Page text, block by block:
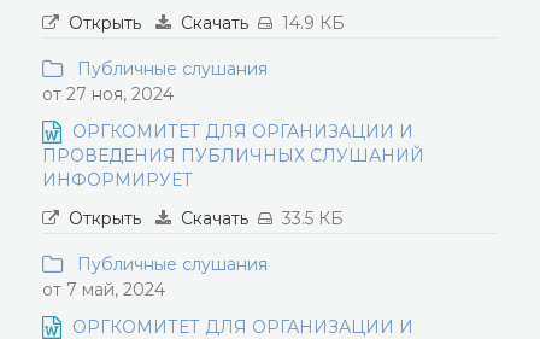
Открыть
Скачать 14.9 КБ
Публичные слушания
от 27 ноя, 2024
ОРГКОМИТЕТ ДЛЯ ОРГАНИЗАЦИИ И
ПРОВЕДЕНИЯ ПУБЛИЧНЫХ СЛУШАНИЙ
ИНФОРМИРУЕТ
Открыть
Скачать 33.5 КБ
Публичные слушания
от 7 май, 2024
ОРГКОМИТЕТ ДЛЯ ОРГАНИЗАЦИИ И